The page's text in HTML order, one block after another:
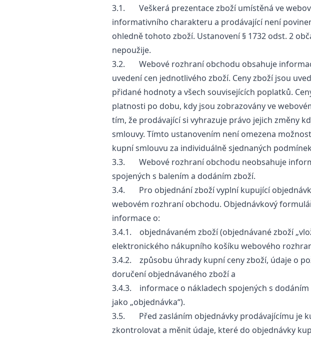
3.1. Veškerá prezentace zboží umístěná ve
informativního charakteru a prodávající není
ohledně tohoto zboží. Ustanovení § 1732 odst. 2
nepoužije.
3.2. Webové rozhraní obchodu obsahuje
uvedení cen jednotlivého zboží. Ceny zboží jsou
přidané hodnoty a všech souvisejících poplatků.
platnosti po dobu, kdy jsou zobrazovány ve
tím, že prodávající si vyhrazuje právo jejich změny
smlouvy. Tímto ustanovením není omezena
kupní smlouvu za individuálně sjednaných
3.3. Webové rozhraní obchodu neobsahuje
spojených s balením a dodáním zboží.
3.4. Pro objednání zboží vyplní kupující
webovém rozhraní obchodu. Objednávkový
informace o:
3.4.1. objednávaném zboží (objednávané zboží
elektronického nákupního košíku webového
3.4.2. způsobu úhrady kupní ceny zboží, údaje o
doručení objednávaného zboží a
3.4.3. informace o nákladech spojených s dodáním
jako „objednávka“).
3.5. Před zasláním objednávky prodávajícímu je
zkontrolovat a měnit údaje, které do objednávky